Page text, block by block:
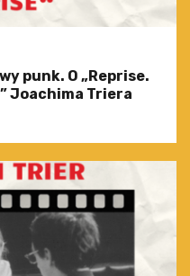
punk. O „Reprise.
Joachima Triera